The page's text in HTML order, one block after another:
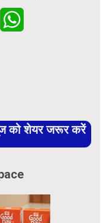
PrintFriendly
को शेयर जरूर करें